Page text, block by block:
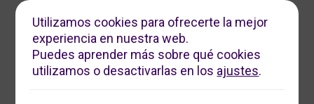
Servicios Digitales Maite
Ofrecemos soluciones digitales personalizadas para
impulsar tu negocio. Contáctanos para optimizar tu
Utilizamos cookies para ofrecerte la mejor
experiencia en nuestra web.
Puedes aprender más sobre qué cookies
utilizamos o desactivarlas en los ajustes.